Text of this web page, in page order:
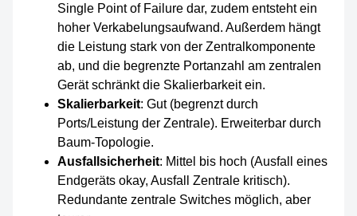
Single Point of Failure dar, zudem entsteht ein
hoher Verkabelungsaufwand. Außerdem hängt
die Leistung stark von der Zentralkomponente
ab, und die begrenzte Portanzahl am zentralen
Gerät schränkt die Skalierbarkeit ein.
Skalierbarkeit: Gut (begrenzt durch
Ports/Leistung der Zentrale). Erweiterbar durch
Baum-Topologie.
Ausfallsicherheit: Mittel bis hoch (Ausfall eines
Endgeräts okay, Ausfall Zentrale kritisch).
Redundante zentrale Switches möglich, aber